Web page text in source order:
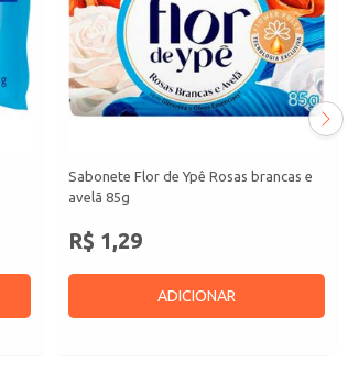
Sabonete Flor de Ypê Rosas brancas e
avelã 85g
R$ 1,29
ADICIONAR